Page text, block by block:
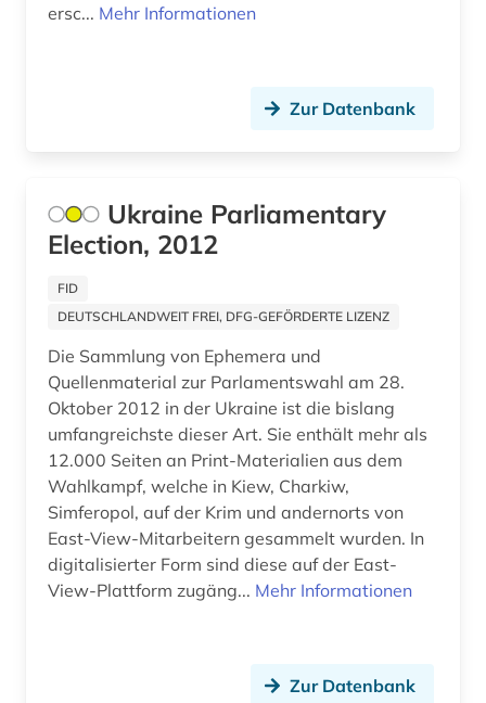
altbestand (6)
altdänisch (3)
alte landesschule korbach (1)
alte nationalgalerie (2)
altenglisch (8)
altenheim (1)
ersc... Mehr Informationen
Zur Datenbank
Ukraine Parliamentary
Election, 2012
FID
DEUTSCHLANDWEIT FREI, DFG-GEFÖRDERTE LIZENZ
Die Sammlung von Ephemera und
Quellenmaterial zur Parlamentswahl am 28.
Oktober 2012 in der Ukraine ist die bislang
umfangreichste dieser Art. Sie enthält mehr als
12.000 Seiten an Print-Materialien aus dem
Wahlkampf, welche in Kiew, Charkiw,
Simferopol, auf der Krim und andernorts von
East-View-Mitarbeitern gesammelt wurden. In
digitalisierter Form sind diese auf der East-
View-Plattform zugäng... Mehr Informationen
Zur Datenbank